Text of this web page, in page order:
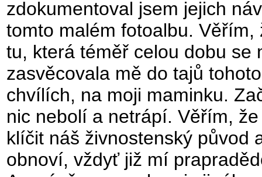
zdokumentoval jsem jejich
tomto malém fotoalbu.
tu, která téměř celou dobu se
zasvěcovala mě do tajů
chvílích, na moji maminku.
nic nebolí a netrápí. Věřím,
klíčit náš živnostenský původ
obnoví, vždyť již mí